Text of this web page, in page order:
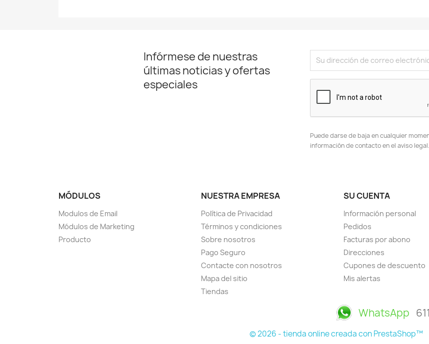
Infórmese de nuestras
últimas noticias y ofertas
especiales
Puede darse de baja en cualquier
información de contacto en el aviso legal.
MÓDULOS
Modulos de Email
Módulos de Marketing
Producto
NUESTRA EMPRESA
Política de Privacidad
Términos y condiciones
Sobre nosotros
Pago Seguro
Contacte con nosotros
Mapa del sitio
Tiendas
SU CUENTA
Información personal
Pedidos
Facturas por abono
Direcciones
Cupones de descuento
Mis alertas
WhatsApp
© 2026 - tienda online creada con PrestaShop™